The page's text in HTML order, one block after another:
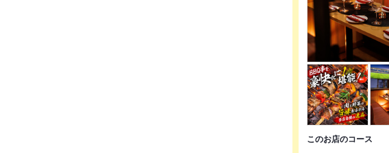
このお店のコース